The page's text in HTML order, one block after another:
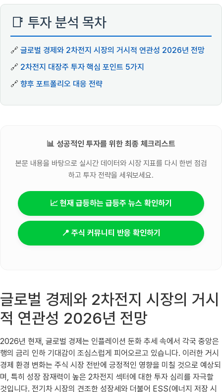
📑 투자 분석 목차
🔗 글로벌 경제와 2차전지 시장의 거시적 연관성 2026년 전망
🔗 2차전지 대장주 투자 핵심 포인트 5가지
🔗 향후 포트폴리오 대응 전략
📊 성공적인 투자를 위한 최종 체크리스트
본문 내용을 바탕으로 실시간 데이터와 시장 지표를 다시 한번 점검
하고 투자 전략을 세워보세요.
📈 현재 급등하는 급등주 뉴스 확인하기
📍 주식 커뮤니티 반응 확인하기
글로벌 경제와 2차전지 시장의 거시
적 연관성 2026년 전망
2026년 현재, 글로벌 경제는 인플레이션 둔화 추세 속에서 각국 중앙은
행의 금리 인하 기대감이 조심스럽게 피어오르고 있습니다. 이러한 거시
경제 환경 변화는 주식 시장 전반에 긍정적인 영향을 미칠 것으로 예상되
며, 특히 성장 잠재력이 높은 2차전지 섹터에 대한 투자 심리를 자극할
것입니다. 전기차 시장의 견조한 성장세와 더불어 ESS(에너지 저장 시